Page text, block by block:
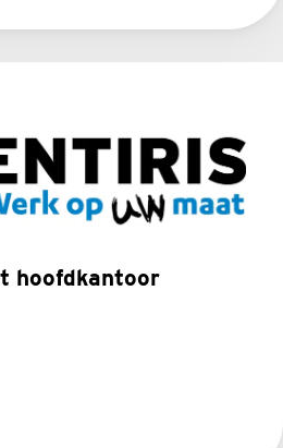
hoofdkantoor